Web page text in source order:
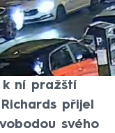
který
lahví vodky
uvedla
k ní pražští
přijel
svého